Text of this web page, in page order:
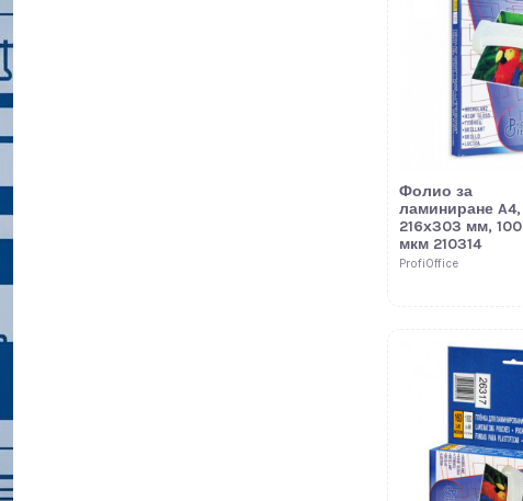
Фолио за
ламиниране A4,
216х303 мм, 100
мкм 210314
ProfiOffice